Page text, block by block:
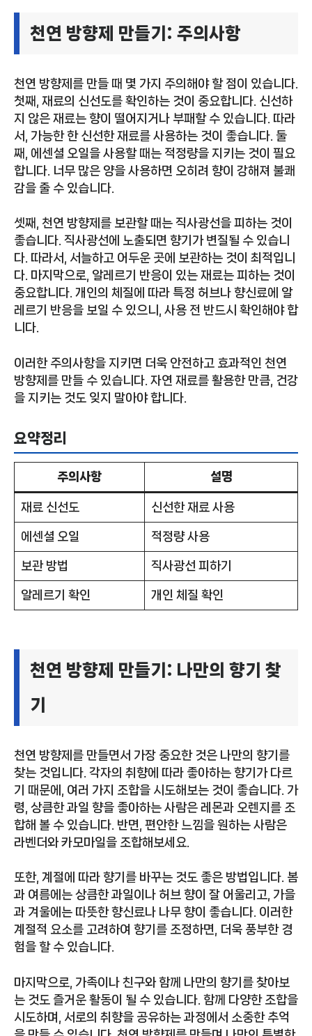
천연 방향제 만들기: 주의사항
천연 방향제를 만들 때 몇 가지 주의해야 할 점이 있습니다.
첫째, 재료의 신선도를 확인하는 것이 중요합니다. 신선하
지 않은 재료는 향이 떨어지거나 부패할 수 있습니다. 따라
서, 가능한 한 신선한 재료를 사용하는 것이 좋습니다. 둘
째, 에센셜 오일을 사용할 때는 적정량을 지키는 것이 필요
합니다. 너무 많은 양을 사용하면 오히려 향이 강해져 불쾌
감을 줄 수 있습니다.
셋째, 천연 방향제를 보관할 때는 직사광선을 피하는 것이
좋습니다. 직사광선에 노출되면 향기가 변질될 수 있습니
다. 따라서, 서늘하고 어두운 곳에 보관하는 것이 최적입니
다. 마지막으로, 알레르기 반응이 있는 재료는 피하는 것이
중요합니다. 개인의 체질에 따라 특정 허브나 향신료에 알
레르기 반응을 보일 수 있으니, 사용 전 반드시 확인해야 합
니다.
이러한 주의사항을 지키면 더욱 안전하고 효과적인 천연
방향제를 만들 수 있습니다. 자연 재료를 활용한 만큼, 건강
을 지키는 것도 잊지 말아야 합니다.
요약정리
주의사항 설명
재료 신선도 신선한 재료 사용
에센셜 오일 적정량 사용
보관 방법 직사광선 피하기
알레르기 확인 개인 체질 확인
천연 방향제 만들기: 나만의 향기 찾
기
천연 방향제를 만들면서 가장 중요한 것은 나만의 향기를
찾는 것입니다. 각자의 취향에 따라 좋아하는 향기가 다르
기 때문에, 여러 가지 조합을 시도해보는 것이 좋습니다. 가
령, 상큼한 과일 향을 좋아하는 사람은 레몬과 오렌지를 조
합해 볼 수 있습니다. 반면, 편안한 느낌을 원하는 사람은
라벤더와 카모마일을 조합해보세요.
또한, 계절에 따라 향기를 바꾸는 것도 좋은 방법입니다. 봄
과 여름에는 상큼한 과일이나 허브 향이 잘 어울리고, 가을
과 겨울에는 따뜻한 향신료나 나무 향이 좋습니다. 이러한
계절적 요소를 고려하여 향기를 조정하면, 더욱 풍부한 경
험을 할 수 있습니다.
마지막으로, 가족이나 친구와 함께 나만의 향기를 찾아보
는 것도 즐거운 활동이 될 수 있습니다. 함께 다양한 조합을
시도하며, 서로의 취향을 공유하는 과정에서 소중한 추억